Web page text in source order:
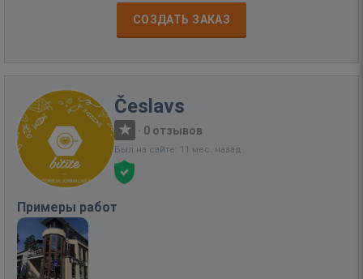
СОЗДАТЬ ЗАКАЗ
Česlavs
· 0 отзывов
Был на сайте: 11 мес. назад
Примеры работ